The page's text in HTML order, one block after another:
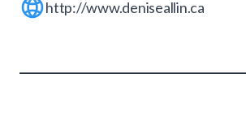
http://www.deniseallin.ca